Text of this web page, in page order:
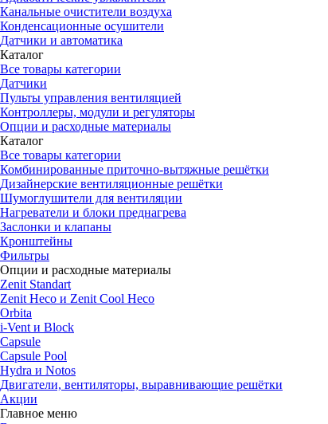
Канальные очистители воздуха
Конденсационные осушители
Датчики и автоматика
Каталог
Все товары категории
Датчики
Пульты управления вентиляцией
Контроллеры, модули и регуляторы
Опции и расходные материалы
Каталог
Все товары категории
Комбинированные приточно-вытяжные решётки
Дизайнерские вентиляционные решётки
Шумоглушители для вентиляции
Нагреватели и блоки преднагрева
Заслонки и клапаны
Кронштейны
Фильтры
Опции и расходные материалы
Zenit Standart
Zenit Heco и Zenit Cool Heco
Orbita
i-Vent и Block
Capsule
Capsule Pool
Hydra и Notos
Двигатели, вентиляторы, выравнивающие решётки
Акции
Главное меню